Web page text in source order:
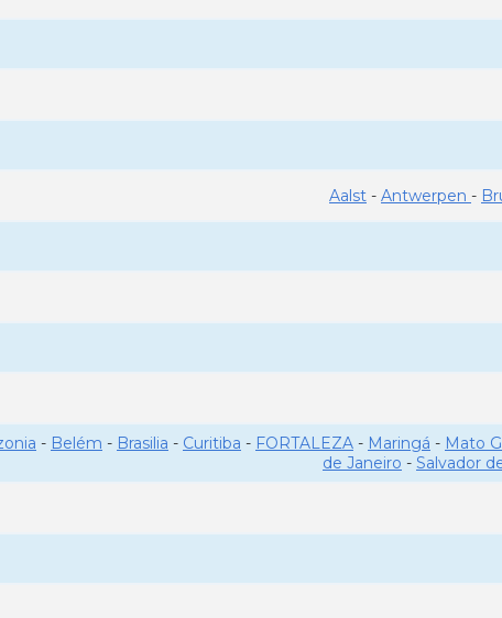
Aalst - Antwerpen -
- Belém - Brasilia - Curitiba - FORTALEZA - Maringá - Mato
de Janeiro - Salvador